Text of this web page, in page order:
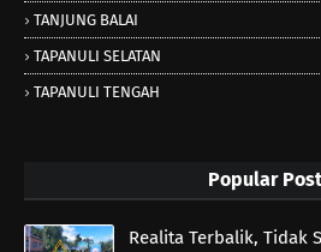
TANJUNG BALAI
TAPANULI SELATAN
TAPANULI TENGAH
Popular
Realita Terbalik, Tidak